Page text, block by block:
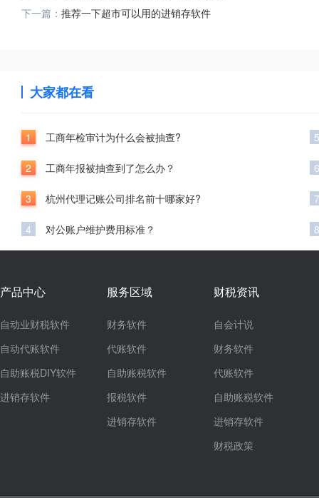
下一篇： 推荐一下超市可以用的进销存软件
大家都在看
1 工商年检审计为什么会被抽查?
2 工商年报被抽查到了怎么办？
3 杭州代理记账公司排名前十哪家好?
4 对公账户维护费用标准？
5
6
7
8
产品中心
自动业财税软件
自动代账软件
自助账税DIY软件
进销存软件
服务区域
财务软件
代账软件
自助账税软件
报税软件
进销存软件
财税资讯
自会计说
财务软件
代账软件
自助账税软件
进销存软件
财税政策